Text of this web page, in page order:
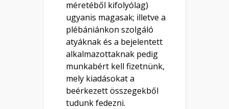
méretéből kifolyólag)
ugyanis magasak; illetve a
plébániánkon szolgáló
atyáknak és a bejelentett
alkalmazottaknak pedig
munkabért kell fizetnünk,
mely kiadásokat a
beérkezett összegekből
tudunk fedezni.